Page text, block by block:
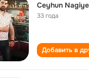
Ceyhun
33 года
Добавить в